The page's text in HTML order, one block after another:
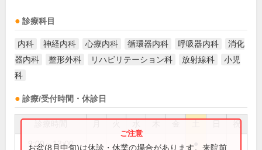
診療科目
内科 神経内科 心療内科 循環器内科 呼吸器内科
消化
器内科
整形外科 リハビリテーション科 放射線科
小児
科
診療/受付時間・休診日
祝
9:00～13:00
お盆(8月中旬)は休診・休業の場合があります。来院前